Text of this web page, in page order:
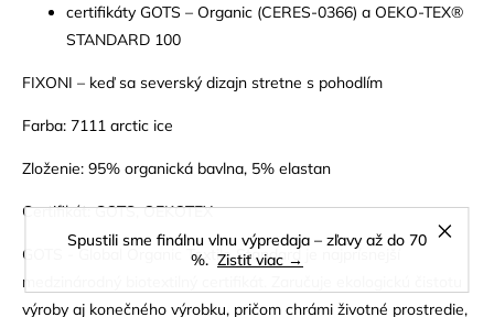
Spustili sme finálnu vlnu výpredaja – zľavy až do 70
%. Zistiť viac →
certifikáty GOTS – Organic (CERES-0366) a OEKO-TEX®
STANDARD 100
FIXONI – keď sa severský dizajn stretne s pohodlím
Farba: 7111 arctic ice
Zloženie: 95% organická bavlna, 5% elastan
Certifikát: GOTS, OEKOTEX
GOTS - Global Organic Textile Standard je najprísnejší
medzinárodný biotextilný certifikát. Zaručuje ekologickú čistotu
výroby aj konečného výrobku, pričom chrámi životné prostredie,